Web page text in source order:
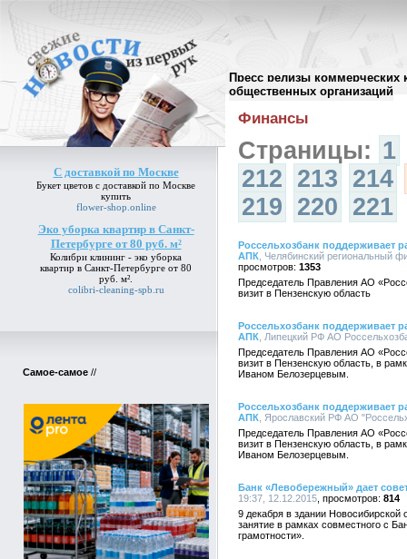
Пресс релизы коммерческих
общественных организаций
С доставкой по Москве
Букет цветов с доставкой по Москве
купить
flower-shop.online
Эко уборка квартир в Санкт-
Петербурге от 80 руб. м²
Колибри клининг - эко уборка
квартир в Санкт-Петербурге от 80
руб. м²
colibri-cleaning-spb.ru
Самое-самое //
Архив пресс-релизов//
Финансы
Страницы: 1
212 213 214
219 220 221
Россельхозбанк поддерживает
АПК , Челябинский региональный
1353
Председатель Правления АО
визит в Пензенскую область
Россельхозбанк поддерживает
АПК , Липецкий РФ АО
Председатель Правления АО
визит в Пензенскую область, в
Иваном Белозерцевым.
Россельхозбанк поддерживает
АПК , Ярославский РФ АО
Председатель Правления АО
визит в Пензенскую область, в
Иваном Белозерцевым.
Банк «Левобережный» дает
19:37, 12.12.2015
814
9 декабря в здании Новосибирской
занятие в рамках совместного с
грамотности».